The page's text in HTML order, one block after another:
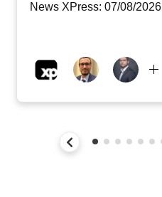
News XPress: 07/08/2026